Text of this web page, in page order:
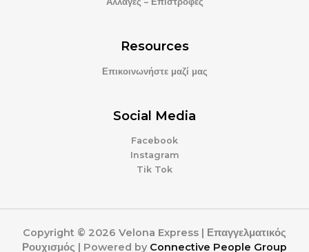
Resources
Επικοινωνήστε μαζί μας
Social Media
Facebook
Instagram
Tik Tok
Copyright © 2026 Velona Express | Επαγγελματικός
Ρουχισμός | Powered byConnective People Group